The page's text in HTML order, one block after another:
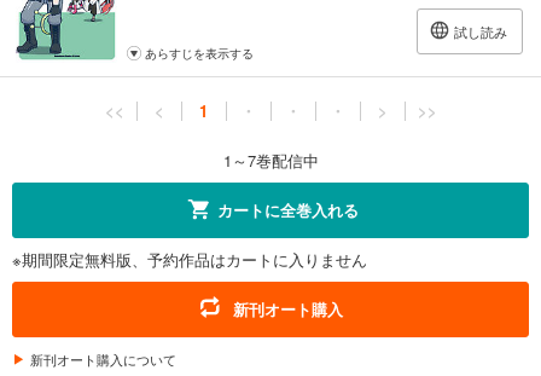
試し読み
あらすじを表示する
<< < 1 ・ ・ ・ > >>
1～7巻配信中
カートに全巻入れる
※期間限定無料版、予約作品はカートに入りません
新刊オート購入
新刊オート購入について